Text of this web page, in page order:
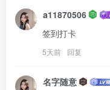
a11870506
签到打卡
5天前 回复
名字随意